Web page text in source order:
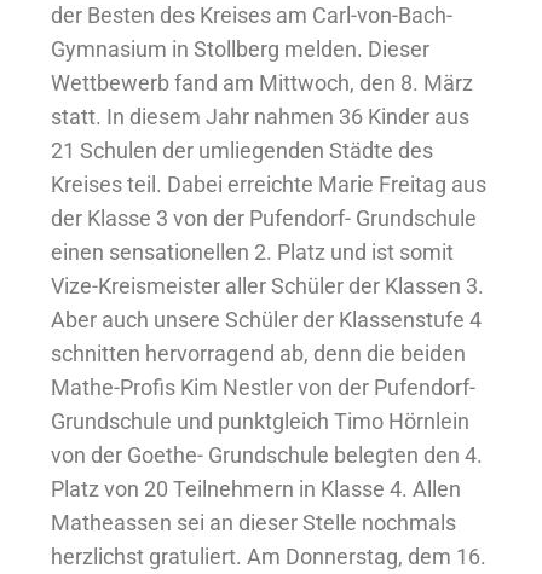
der Besten des Kreises am Carl-von-Bach-
Gymnasium in Stollberg melden. Dieser
Wettbewerb fand am Mittwoch, den 8. März
statt. In diesem Jahr nahmen 36 Kinder aus
21 Schulen der umliegenden Städte des
Kreises teil. Dabei erreichte Marie Freitag aus
der Klasse 3 von der Pufendorf- Grundschule
einen sensationellen 2. Platz und ist somit
Vize-Kreismeister aller Schüler der Klassen 3.
Aber auch unsere Schüler der Klassenstufe 4
schnitten hervorragend ab, denn die beiden
Mathe-Profis Kim Nestler von der Pufendorf-
Grundschule und punktgleich Timo Hörnlein
von der Goethe- Grundschule belegten den 4.
Platz von 20 Teilnehmern in Klasse 4. Allen
Matheassen sei an dieser Stelle nochmals
herzlichst gratuliert. Am Donnerstag, dem 16.